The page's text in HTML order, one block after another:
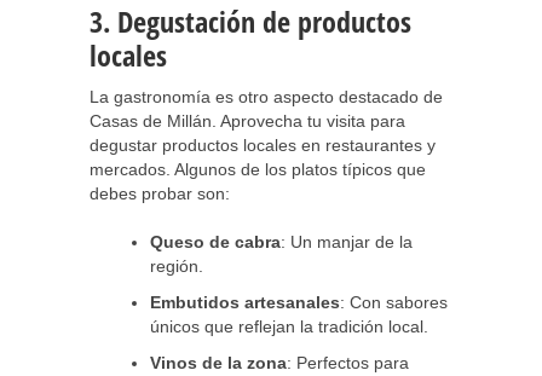
3. Degustación de productos
locales
La gastronomía es otro aspecto destacado de
Casas de Millán. Aprovecha tu visita para
degustar productos locales en restaurantes y
mercados. Algunos de los platos típicos que
debes probar son:
Queso de cabra: Un manjar de la
región.
Embutidos artesanales: Con sabores
únicos que reflejan la tradición local.
Vinos de la zona: Perfectos para